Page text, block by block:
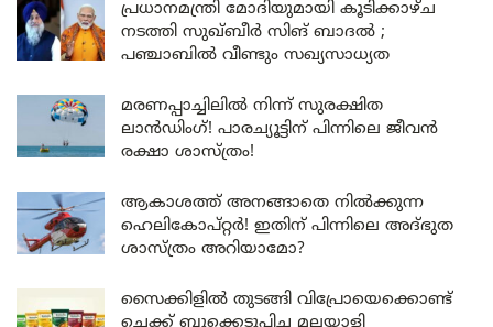
പ്രധാനമന്ത്രി മോദിയുമായി കൂടിക്കാഴ്ച
നടത്തി സുഖ്ബീർ സിങ് ബാദൽ ;
പഞ്ചാബിൽ വീണ്ടും സഖ്യസാധ്യത
മരണപ്പാച്ചിലിൽ നിന്ന് സുരക്ഷിത
ലാൻഡിംഗ്! പാരച്യൂട്ടിന് പിന്നിലെ ജീവൻ
രക്ഷാ ശാസ്ത്രം!
ആകാശത്ത് അനങ്ങാതെ നില്‍ക്കുന്ന
ഹെലികോപ്റ്റര്‍! ഇതിന് പിന്നിലെ അദ്ഭുത
ശാസ്ത്രം അറിയാമോ?
സൈക്കിളിൽ തുടങ്ങി വിപ്രോയെക്കൊണ്ട്